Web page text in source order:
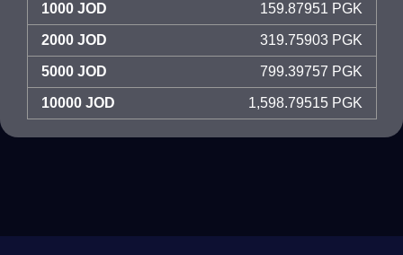
1000 JOD 159.87951 PGK
2000 JOD 319.75903 PGK
5000 JOD 799.39757 PGK
10000 JOD 1,598.79515 PGK